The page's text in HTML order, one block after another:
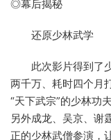
◎幕后揭秘
还原少林武学
此次影片得到了少
两千万、耗时四个月
“天下武宗”的少林功
另外成龙、吴京、谢
正的少林武僧参演，